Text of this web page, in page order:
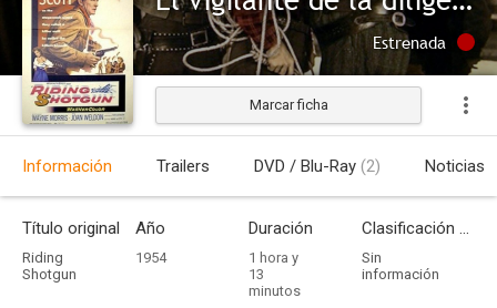
Estrenada
Marcar ficha
Información Trailers DVD / Blu-Ray (2) Noticias
Título original
Riding
Shotgun
Año
1954
Duración
1 hora y
13
minutos
Clasificación por edades
Sin
información